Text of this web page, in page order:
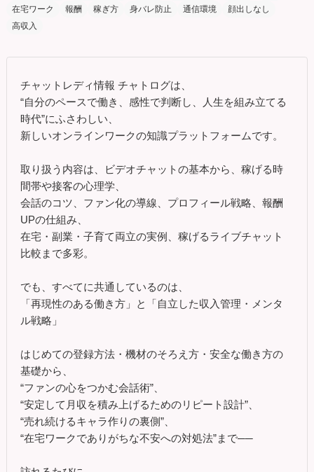
在宅ワーク
報酬 稼ぎ方 身バレ防止 通信環境
顔出しなし
高収入
チャットレディ情報 チャトログは、
“自分のペースで働き、感性で判断し、人生を組み立てる
時代”にふさわしい、
新しいオンラインワークの知識プラットフォームです。
取り扱う内容は、ビデオチャットの基本から、稼げる時
間帯や接客の心理学、
会話のコツ、ファン化の導線、プロフィール戦略、報酬
UPの仕組み、
在宅・副業・子育て両立の実例、稼げるライブチャット
比較まで多彩。
でも、すべてに共通しているのは、
「再現性のある働き方」と「自立した収入管理・メンタ
ル戦略」
はじめての登録方法・機材のそろえ方・安全な働き方の
基礎から、
“ファンの心をつかむ会話術”、
“安定して月収を積み上げるためのリピート設計”、
“売れ続けるキャラ作りの裏側”、
“在宅ワークでありがちな不安への対処法”まで──